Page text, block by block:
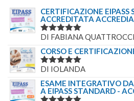
CERTIFICAZIONE EIPASS
ACCREDITATA ACCREDIA
VALUTATO
DI FABIANA
CORSO E
VALUTATO
DI IOLANDA
ESAME INTEGRATIVO
A EIPASS STANDARD -